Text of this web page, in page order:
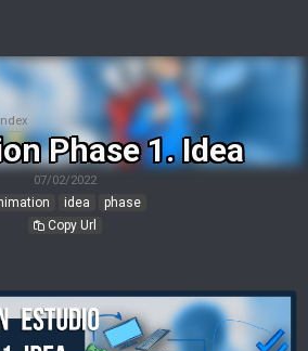
Phase 1. Idea
07/02/2022
idea
phase
Copy Url